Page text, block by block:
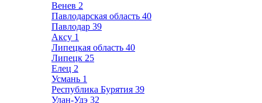
Венев 2
Павлодарская область 40
Павлодар 39
Аксу 1
Липецкая область 40
Липецк 25
Елец 2
Усмань 1
Республика Бурятия 39
Улан-Удэ 32